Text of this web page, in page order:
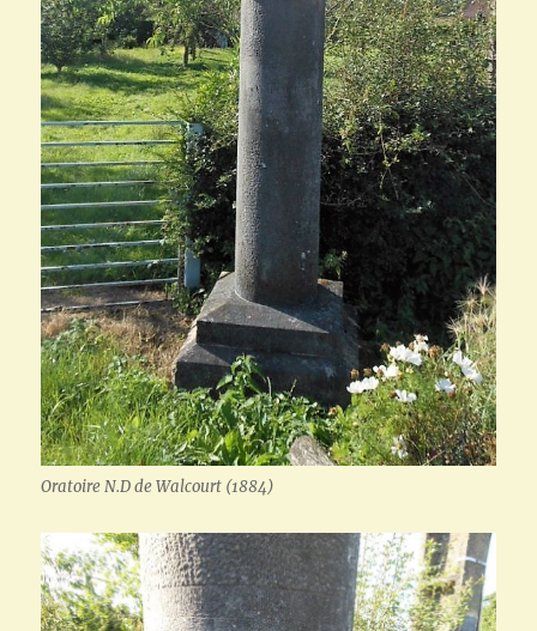
Oratoire N.D de Walcourt (1884)